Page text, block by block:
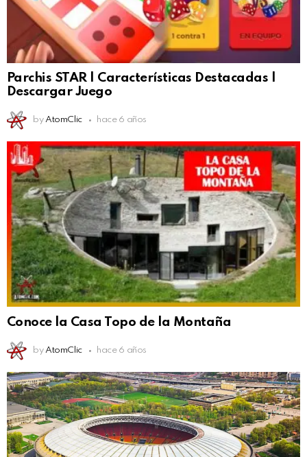
Parchis STAR | Características Destacadas |
Descargar Juego
by AtomClic hace 6 años
Conoce la Casa Topo de la Montaña
by AtomClic hace 6 años